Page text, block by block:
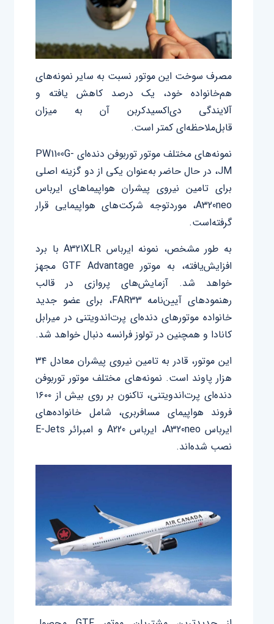
مصرف سوخت این موتور نسبت به سایر نمونه‌های
هم‌خانواده خود، یک درصد کاهش یافته و
آلایندگی دی‌اکسیدکربن آن به میزان
قابل‌ملاحظه‌ای کمتر است.
نمونه‌های مختلف موتور توربوفن دنده‌ای PW1100G-
JM، در حال حاضر به‌عنوان یکی از دو گزینه اصلی
برای تامین نیروی پیشران هواپیماهای ایرباس
A320neo، موردتوجه شرکت‌های هواپیمایی قرار
گرفته‌است.
به طور مشخص، نمونه ایرباس A321XLR با برد
افزایش‌یافته، به موتور GTF Advantage مجهز
خواهد شد. آزمایش‌های پروازی در قالب
رهنمودهای آیین‌نامه FAR33، برای عضو جدید
خانواده موتورهای دنده‌ای پرت‌اندویتنی در میرابل
کانادا و همچنین در تولوز فرانسه دنبال خواهد شد.
این موتور، قادر به تامین نیروی پیشران معادل ۳۴
هزار پاوند است. نمونه‌های مختلف موتور توربوفن
دنده‌ای پرت‌اندویتنی، تاکنون بر روی بیش از ۱۶۰۰
فروند هواپیمای مسافربری، شامل خانواده‌های
ایرباس A320neo، ایرباس A220 و امبرائر E-Jets
نصب شده‌اند.